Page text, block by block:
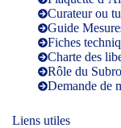
Curateur ou
Guide
Fiches
Charte des
Rôle du
Demande de
Liens utiles